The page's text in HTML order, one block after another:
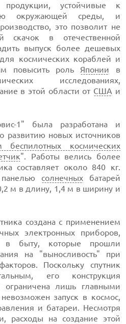
продукции, устойчивые к
окружающей среды, и
это позволит не
скачок в отечественной
выпуск более дешевых
космических кораблей и
повысить роль Японии в
исследованиях,
в этой области от США и
1" была разработана и
развитию новых источников
беспилотных космических
". Работы велись более
составляет около 840 кг.
солнечныхбатарей
м в длину, 1,4 м в ширину и
создана с применением
электронных приборов,
в быту, которые прошли
на "выносливость" при
Поскольку спутник
его конструкция
ограничена лишь главными
запуск в космос,
и батареи. Несмотря
расходы на создание этой